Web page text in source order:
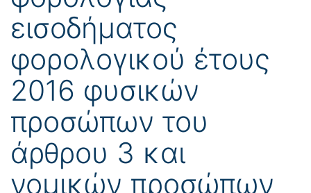
εισοδήματος
φορολογικού έτους
2016 φυσικών
προσώπων του
άρθρου 3 και
νομικών προσώπων